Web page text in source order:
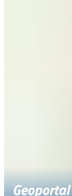
Geoportal